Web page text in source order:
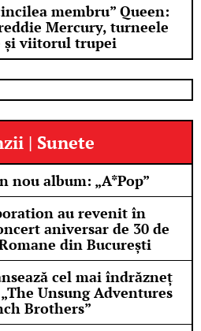
membru” Queen:
Mercury, turneele
și viitorul trupei
| Sunete
nou album: „A*Pop”
au revenit în
aniversar de 30 de
din București
cel mai îndrăzneț
Unsung Adventures
Brothers”